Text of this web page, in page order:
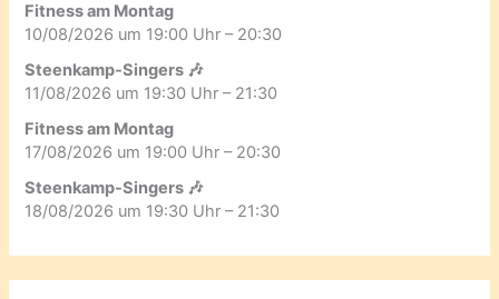
Fitness am Montag
10/08/2026 um 19:00 Uhr – 20:30
Steenkamp-Singers 🎶
11/08/2026 um 19:30 Uhr – 21:30
Fitness am Montag
17/08/2026 um 19:00 Uhr – 20:30
Steenkamp-Singers 🎶
18/08/2026 um 19:30 Uhr – 21:30